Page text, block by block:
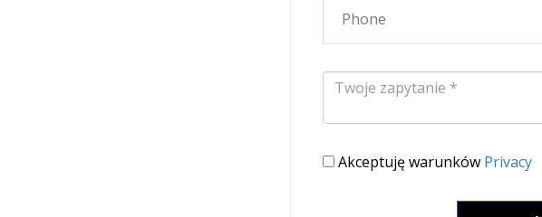
Akceptuję warunków Privacy